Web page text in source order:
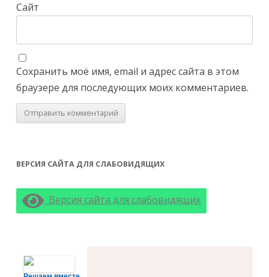
Сайт
Сохранить моё имя, email и адрес сайта в этом
браузере для последующих моих комментариев.
ВЕРСИЯ САЙТА ДЛЯ СЛАБОВИДЯЩИХ
Версия сайта для слабовидящих